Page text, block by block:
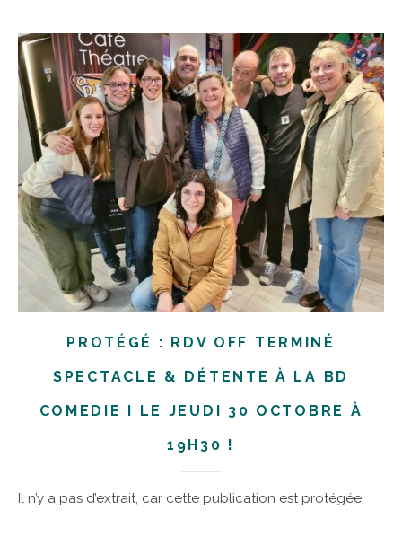
PROTÉGÉ : RDV OFF TERMINÉ
SPECTACLE & DÉTENTE À LA BD
COMEDIE I LE JEUDI 30 OCTOBRE À
19H30 !
Il n’y a pas d’extrait, car cette publication est protégée.